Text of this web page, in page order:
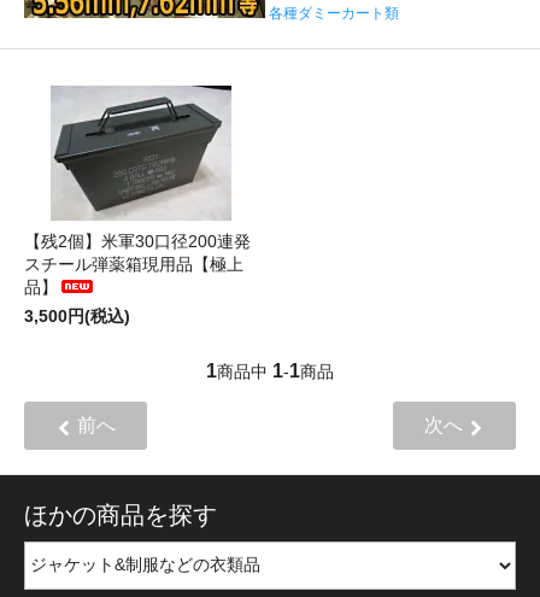
各種ダミーカート類
【残2個】米軍30口径200連発
スチール弾薬箱現用品【極上
品】
3,500円(税込)
1商品中 1-1商品
前へ 次へ
ほかの商品を探す